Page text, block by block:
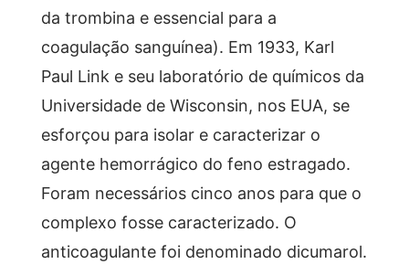
da trombina e essencial para a
coagulação sanguínea). Em 1933, Karl
Paul Link e seu laboratório de químicos da
Universidade de Wisconsin, nos EUA, se
esforçou para isolar e caracterizar o
agente hemorrágico do feno estragado.
Foram necessários cinco anos para que o
complexo fosse caracterizado. O
anticoagulante foi denominado dicumarol.